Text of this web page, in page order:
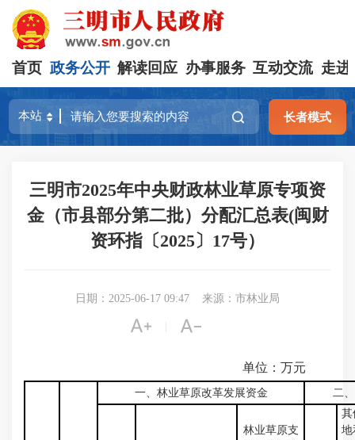
首页 政务公开 解读回应 办事服务 互动交流 走进
长者模式
三明市2025年中央财政林业草原专项资
金（市县部分第二批）分配汇总表(闽财
资环指〔2025〕17号）
日期：2025-06-17 09:47 来源：市林业局
 
单位：万元
一、林业草原改革发展资金 二
林业草原支
其
地